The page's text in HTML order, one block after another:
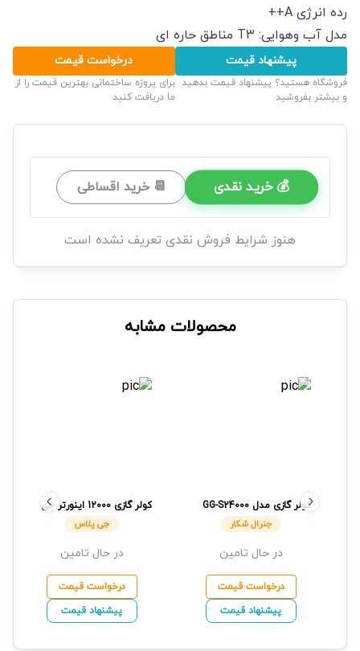
رده انرژی A++
مدل آب وهوایی: T3 مناطق حاره ای
پیشنهاد قیمت
فروشگاه هستید؟ پیشنهاد قیمت بدهید
و بیشتر بفروشید
درخواست قیمت
برای پروژه ساختمانی بهترین قیمت را از
ما دریافت کنید
💰 خرید نقدی 📆 خرید اقساطی
هنوز شرایط فروش نقدی تعریف نشده است
محصولات مشابه
کولر گازی مدل GG-S24000
Platinum
جنرال شکار
جنرال شکار
در حال تامین
درخواست قیمت
پیشنهاد قیمت
کولر گازی 12000 اینورتر
جی
جی پلاس
در حال تامین
درخواست قیمت
پیشنهاد قیمت